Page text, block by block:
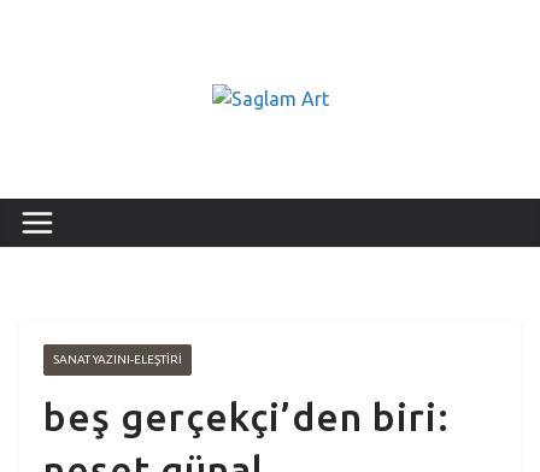
SANAT YAZINI-ELEŞTIRI
beş gerçekçi’den biri: